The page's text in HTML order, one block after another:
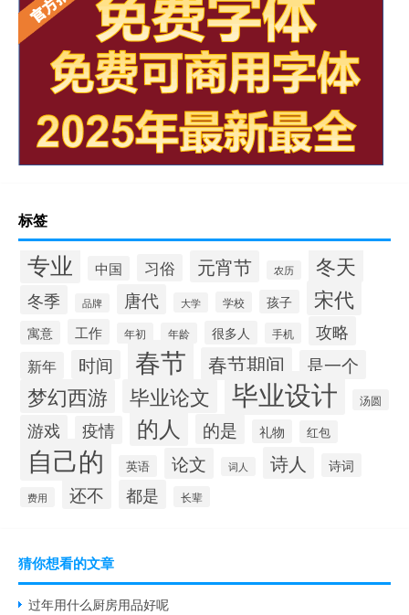
标签
专业 中国 习俗 元宵节 农历 冬天
冬季 品牌 唐代 大学 学校 孩子 宋代
寓意 工作 年初 年龄 很多人 手机 攻略
新年 时间 春节 春节期间 是一个
梦幻西游 毕业论文 毕业设计 汤圆
游戏 疫情 的人 的是 礼物 红包
自己的 英语 论文 词人 诗人 诗词
费用 还不 都是 长辈
猜你想看的文章
过年用什么厨房用品好呢